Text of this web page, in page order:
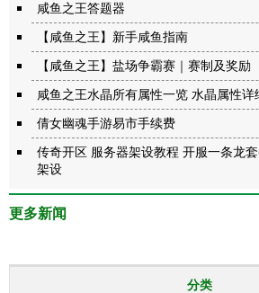
咸鱼之王答题器
【咸鱼之王】新手咸鱼指南
【咸鱼之王】盐场争霸赛｜赛制及奖励
咸鱼之王水晶所有属性一览 水晶属性详
倩女幽魂手游易市手续费
传奇开区 服务器架设教程 开服一条龙
架设
更多新闻
分类